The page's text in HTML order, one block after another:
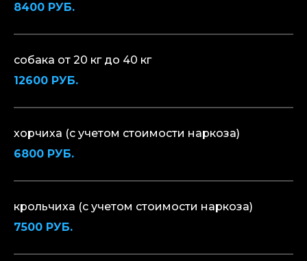
8400 РУБ.
собака от 20 кг до 40 кг
12600 РУБ.
хорчиха (с учетом стоимости наркоза)
6800 РУБ.
крольчиха (с учетом стоимости наркоза)
7500 РУБ.